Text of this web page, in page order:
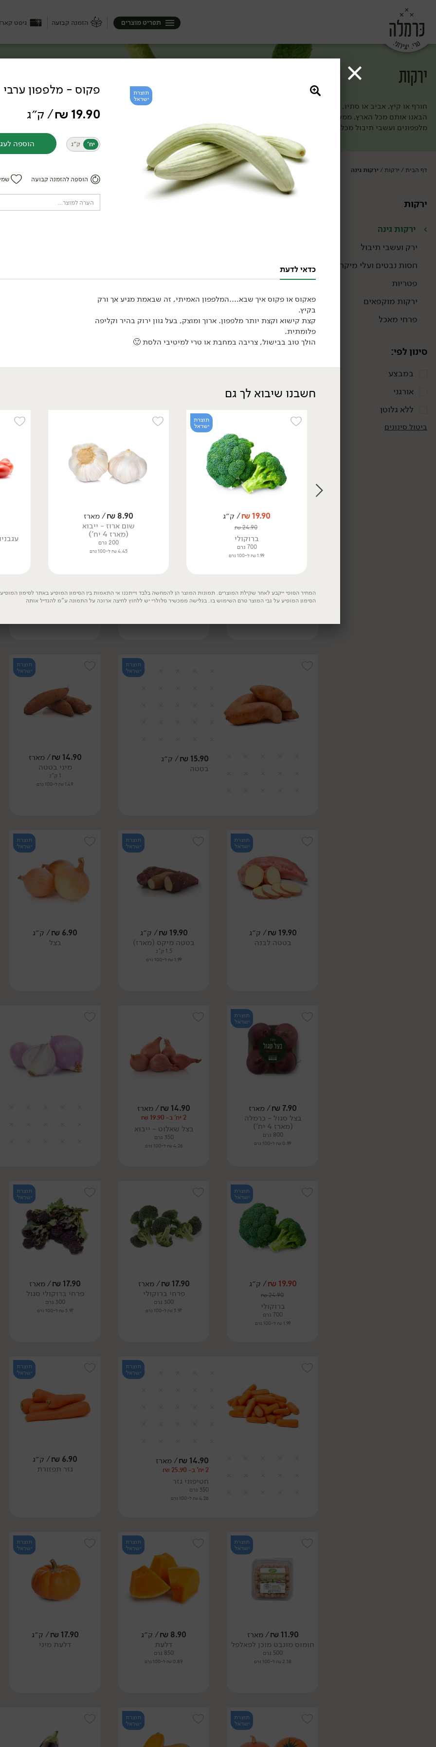
הזמנה קבועה גיפט תפריט מוצרים
ירקות
חורף או קיץ, אביב או סתיו, אצלנו תמיד יש שפע של ירקות שאפשר לאדות, לטגן, לאפות להקפיץ או פשוט לנגוס.
הבאנו אותם מכל הארץ, ממש הבוקר, והם מחכים לך פה: פטריות, עגבניות, חסות (ואוו כמה חסות!), חצילים,
מלפפונים ועשבי תיבול מכל הסוגים. חשבת שהזמנת ירקות - בעצם הזמנת השראה.
דף הבית / ירקות / ירקות גינה
ירקות
ירקות גינה
ירק ועשבי תיבול
חסות נבטים ועלי מיקרו
פטריות
ירקות מוקפאים
פרחי מאכל
סינון לפי:
במבצע
אורגני
ללא גלוטן
ביטול סינונים
ישראל
ישראל
מגש ירקות חתוכים
ומטבלים
תוצרת
ישראל
אבוקדו בשל - האס
(מארז 2 יח')
אבוקדו בשל אטינגר
(מארז 2 יח')
2 יח' ב- 69.90
אספרגוס
תוצרת
ישראל
15.90
₪/ ק״ג
בטטה
תוצרת
ישראל
14.90
₪/ מארז
מיני בטטה
1 ק"ג
1.49 ₪ ל-100 גרם
תוצרת
ישראל
19.90
₪/ ק״ג
בטטה לבנה
תוצרת
ישראל
19.90
₪/ ק״ג
בטטה מיקס (מארז)
1.5 ק"ג
1.99 ₪ ל-100 גרם
תוצרת
ישראל
6.90
₪/ ק״ג
בצל
תוצרת
ישראל
7.90
₪/ מארז
בצל סגול - כרמלה
(מארז 4 יח')
800 גרם
0.99 ₪ ל-100 גרם
14.90
₪/ מארז
2 יח' ב- 19.90 ₪
בצל שאלוט - ייבוא
350 גרם
4.26 ₪ ל-100 גרם
תוצרת
ישראל
19.90
₪/ ק״ג
24.90
₪
ברוקולי
700 גרם
1.99 ₪ ל-100 גרם
17.90
₪/ מארז
פרחי ברוקולי
300 גרם
5.97 ₪ ל-100 גרם
תוצרת
ישראל
17.90
₪/ מארז
פרחי ברוקולי סגול
300 גרם
5.97 ₪ ל-100 גרם
תוצרת
ישראל
14.90
₪/ מארז
2 יח' ב- 25.90 ₪
חטיפוני גזר
350 גרם
4.26 ₪ ל-100 גרם
תוצרת
ישראל
6.90
₪/ ק״ג
גזר תפזורת
תוצרת
ישראל
11.90
₪/ מארז
חומוס מונבט מוכן לפאלפל
500 גרם
2.38 ₪ ל-100 גרם
תוצרת
ישראל
8.90
₪/ ק״ג
דלעת
850 גרם
0.89 ₪ ל-100 גרם
תוצרת
ישראל
17.90
₪/ ק״ג
דלעת מיני
תוצרת
ישראל
תוצרת
ישראל
תוצרת
ישראל
פקוס - מלפפון ערבי
19.90
₪/ ק״ג
יח׳ ק״ג הוספה
הוספה להזמנה קבועה
כדאי לדעת
פאקוס או פקוס איך שבא….המלפפון האמיתי, זה שבאמת מגיע אך ורק
בקיץ.
קצת קישוא וקצת יותר מלפפון. ארוך ומוצק, בעל גוון ירוק בהיר וקליפה
פלומתית.
הולך טוב בבישול, צריבה במחבת או טרי למיטיבי הלסת 🙂
חשבנו שיבוא לך גם
תוצרת
ישראל
19.90
₪/ ק״ג
24.90
₪
ברוקולי
700 גרם
1.99 ₪ ל-100 גרם
8.90
₪/ מארז
שום ארוז - ייבוא
(מארז 4 יח')
200 גרם
4.45 ₪ ל-100 גרם
המחיר הסופי ייקבע לאחר שקילת המוצרים. תמונות המוצר הן להמחשה בלבד וייתכנו אי התאמות בין הסימון המופיע באתר לסימון
הסימון המופיע על גבי המוצר טרם השימוש בו. בגלישה ממכשיר סלולרי יש ללחוץ לחיצה ארוכה על התמונה ע"מ להגדיל אותה